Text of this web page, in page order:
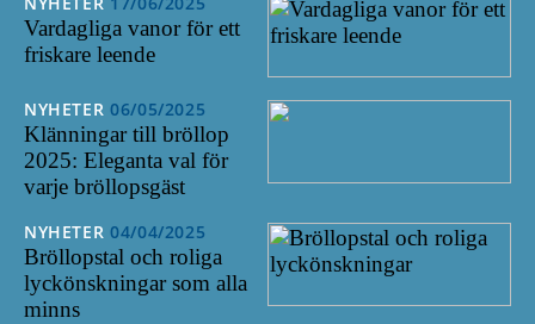
Vardagliga vanor för ett
friskare leende
NYHETER 06/05/2025
Klänningar till bröllop
2025: Eleganta val för
varje bröllopsgäst
NYHETER 04/04/2025
Bröllopstal och roliga
lyckönskningar som alla
minns